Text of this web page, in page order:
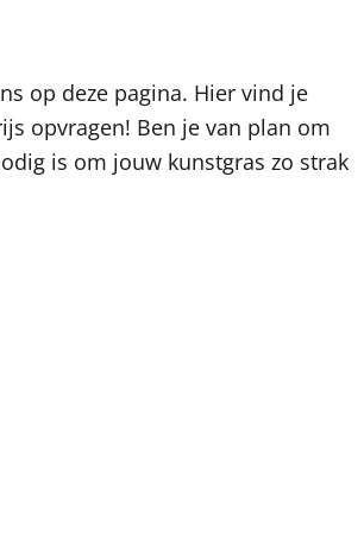
op deze pagina. Hier vind je
opvragen! Ben je van plan om
is om jouw kunstgras zo strak